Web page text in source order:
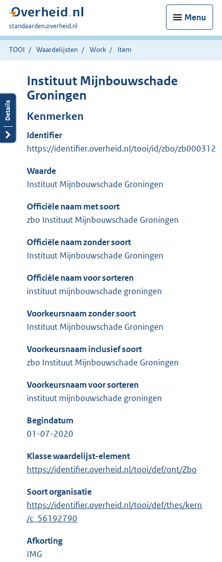
Menu
U
bent
hier:
standaarden.overheid.nl
TOOI Waardelijsten Work Item
Instituut Mijnbouwschade
Groningen
Kenmerken
Identifier
https://identifier.overheid.nl/tooi/id/zbo/zb000312
Waarde
Instituut Mijnbouwschade Groningen
Officiële naam met soort
zbo Instituut Mijnbouwschade Groningen
Officiële naam zonder soort
Instituut Mijnbouwschade Groningen
Officiële naam voor sorteren
instituut mijnbouwschade groningen
Voorkeursnaam zonder soort
Instituut Mijnbouwschade Groningen
Voorkeursnaam inclusief soort
zbo Instituut Mijnbouwschade Groningen
Voorkeursnaam voor sorteren
instituut mijnbouwschade groningen
Begindatum
01-07-2020
Klasse waardelijst-element
https://identifier.overheid.nl/tooi/def/ont/Zbo
Soort organisatie
https://identifier.overheid.nl/tooi/def/thes/kern
/c_56192790
Afkorting
IMG